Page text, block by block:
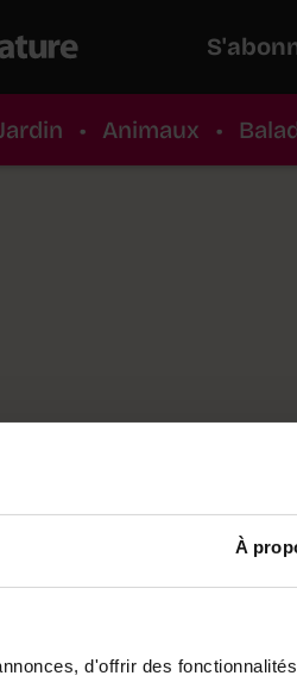
À
d'offrir des
• Animaux •